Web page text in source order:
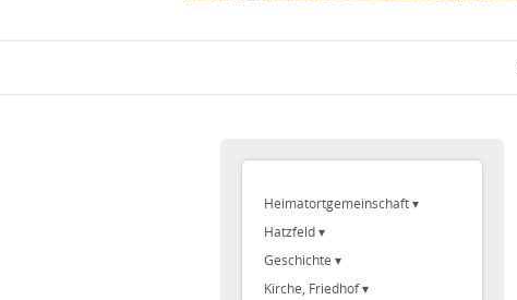
Heimatortgemeinschaft
Hatzfeld
Geschichte
Kirche, Friedhof